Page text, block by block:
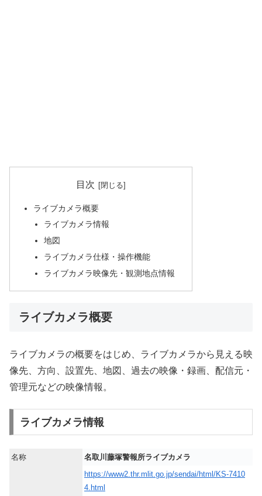
目次
ライブカメラ概要
ライブカメラ情報
地図
ライブカメラ仕様・操作機能
ライブカメラ映像先・観測地点情報
ライブカメラ概要
ライブカメラの概要をはじめ、ライブカメラから見える映
像先、方向、設置先、地図、過去の映像・録画、配信元・
管理元などの映像情報。
ライブカメラ情報
名称 名取川藤塚警報所ライブカメラ
https://www2.thr.mlit.go.jp/sendai/html/KS-7410
4.html